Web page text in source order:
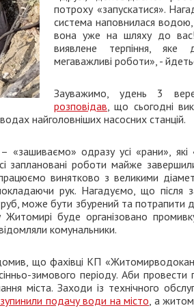
потроху «запускатися».
система наповнилася
вона уже на шляху до
виявлене терпіння, яке
мегаважливі роботи», -
Зауважимо, удень 3
розповідав, що сьогодні
найголовніших насосних станцій.
«зашиваємо» одразу усі «рани»,
заплановані роботи майже
винятково з великими
рук. Нагадуємо, що після
може бути збурений та потрапити
Житомирі буде організовано
комунальники.
що фахівці КП
зимового періоду. Аби
міста. Заходи із технічного
подачу води на місто, а